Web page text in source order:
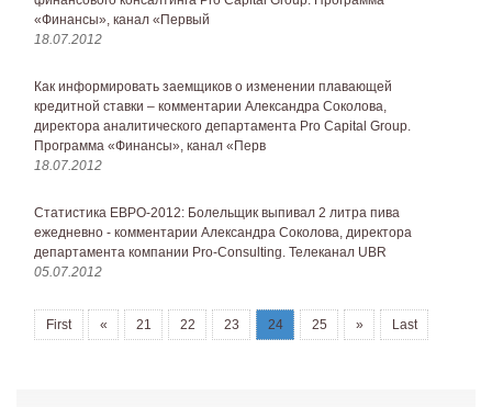
«Финансы», канал «Первый
18.07.2012
Как информировать заемщиков о изменении плавающей
кредитной ставки – комментарии Александра Соколова,
директора аналитического департамента Pro Capital Group.
Программа «Финансы», канал «Перв
18.07.2012
Статистика ЕВРО-2012: Болельщик выпивал 2 литра пива
ежедневно - комментарии Александра Соколова, директора
департамента компании Pro-Consulting. Телеканал UBR
05.07.2012
First « 21 22 23 24 25 » Last